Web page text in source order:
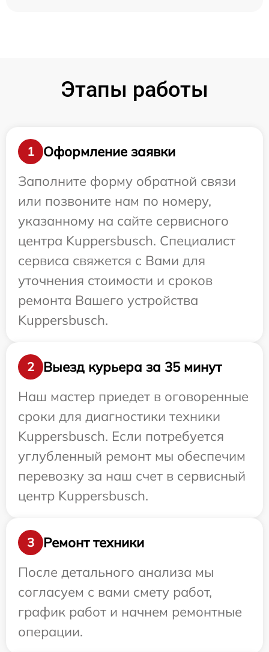
Этапы работы
1
Оформление заявки
Заполните форму обратной связи
или позвоните нам по номеру,
указанному на сайте сервисного
центра Kuppersbusch. Специалист
сервиса свяжется с Вами для
уточнения стоимости и сроков
ремонта Вашего устройства
Kuppersbusch.
2
Выезд курьера за 35 минут
Наш мастер приедет в оговоренные
сроки для диагностики техники
Kuppersbusch. Если потребуется
углубленный ремонт мы обеспечим
перевозку за наш счет в сервисный
центр Kuppersbusch.
3
Ремонт техники
После детального анализа мы
согласуем с вами смету работ,
график работ и начнем ремонтные
операции.